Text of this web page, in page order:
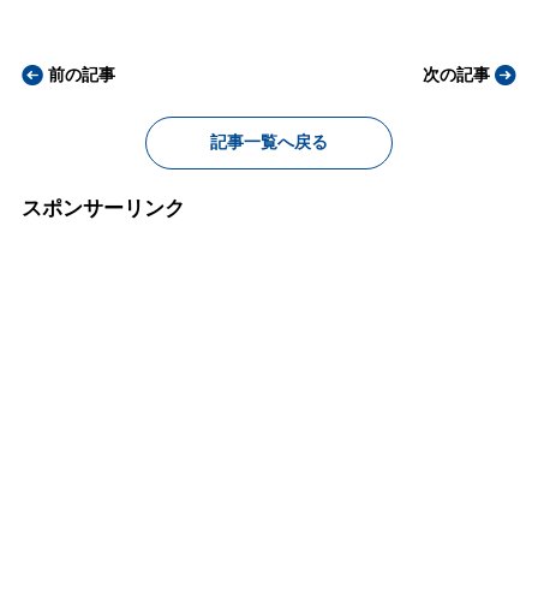
前の記事
記事一覧へ戻る
次の記事
スポンサーリンク